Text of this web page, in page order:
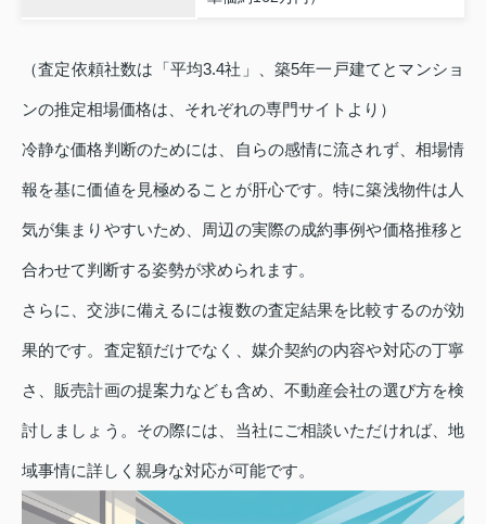
（査定依頼社数は「平均3.4社」、築5年一戸建てとマンショ
ンの推定相場価格は、それぞれの専門サイトより）
冷静な価格判断のためには、自らの感情に流されず、相場情
報を基に価値を見極めることが肝心です。特に築浅物件は人
気が集まりやすいため、周辺の実際の成約事例や価格推移と
合わせて判断する姿勢が求められます。
さらに、交渉に備えるには複数の査定結果を比較するのが効
果的です。査定額だけでなく、媒介契約の内容や対応の丁寧
さ、販売計画の提案力なども含め、不動産会社の選び方を検
討しましょう。その際には、当社にご相談いただければ、地
域事情に詳しく親身な対応が可能です。